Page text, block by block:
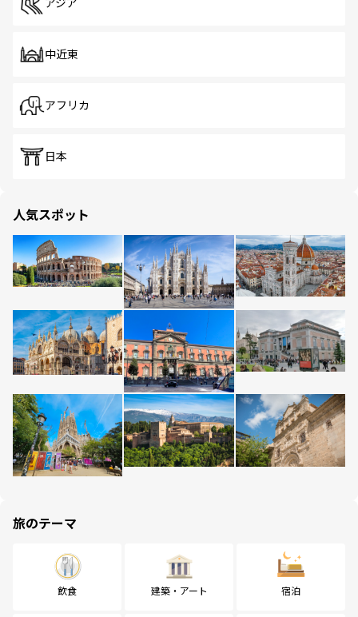
アジア
中近東
アフリカ
日本
人気スポット
旅のテーマ
飲食 建築・アート 宿泊